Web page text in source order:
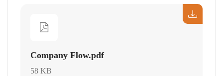
Company Flow.pdf
58 KB